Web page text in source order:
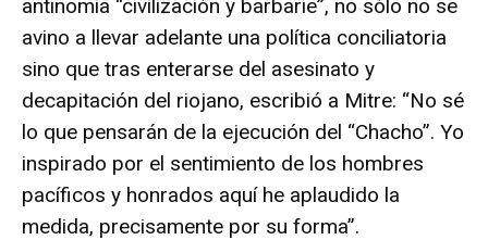
antinomia “civilización y barbarie”, no sólo no se
avino a llevar adelante una política conciliatoria
sino que tras enterarse del asesinato y
decapitación del riojano, escribió a Mitre: “No sé
lo que pensarán de la ejecución del “Chacho”. Yo
inspirado por el sentimiento de los hombres
pacíficos y honrados aquí he aplaudido la
medida, precisamente por su forma”.